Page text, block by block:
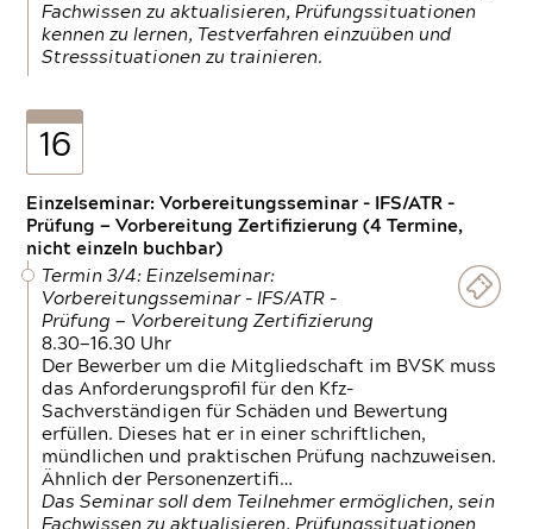
Fachwissen zu aktualisieren, Prüfungssituationen
kennen zu lernen, Testverfahren einzuüben und
Stresssituationen zu trainieren.
16
Einzelseminar: Vorbereitungsseminar - IFS/ATR -
Prüfung — Vorbereitung Zertifizierung (4 Termine,
nicht einzeln buchbar)
Termin 3/4: Einzelseminar:
Vorbereitungsseminar - IFS/ATR -
Prüfung — Vorbereitung Zertifizierung
8.30—16.30 Uhr
Der Bewerber um die Mitgliedschaft im BVSK muss
das Anforderungsprofil für den Kfz-
Sachverständigen für Schäden und Bewertung
erfüllen. Dieses hat er in einer schriftlichen,
mündlichen und praktischen Prüfung nachzuweisen.
Ähnlich der Personenzertifi…
Das Seminar soll dem Teilnehmer ermöglichen, sein
Fachwissen zu aktualisieren, Prüfungssituationen